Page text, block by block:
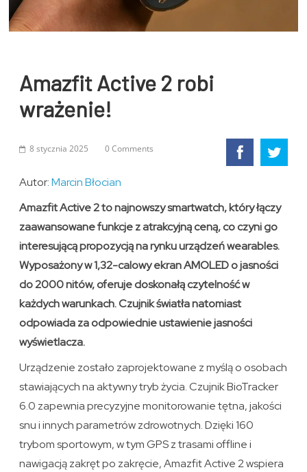
Amazfit Active 2 robi
wrażenie!
8 stycznia 2025 0 Comments
Autor:Marcin Błocian
Amazfit Active 2 to najnowszy smartwatch, który łączy
zaawansowane funkcje z atrakcyjną ceną, co czyni go
interesującą propozycją na rynku urządzeń wearables.
Wyposażony w 1,32-calowy ekran AMOLED o jasności
do 2000 nitów, oferuje doskonałą czytelność w
każdych warunkach. Czujnik światła natomiast
odpowiada za odpowiednie ustawienie jasności
wyświetlacza.
Urządzenie zostało zaprojektowane z myślą o osobach
stawiających na aktywny tryb życia. Czujnik BioTracker
6.0 zapewnia precyzyjne monitorowanie tętna, jakości
snu i innych parametrów zdrowotnych. Dzięki 160
trybom sportowym, w tym GPS z trasami offline i
nawigacją zakręt po zakręcie, Amazfit Active 2 wspiera